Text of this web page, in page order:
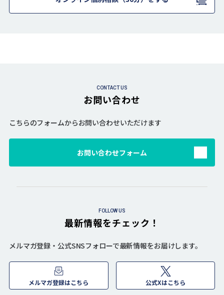
CONTACT US
お問い合わせ
こちらのフォームからお問い合わせいただけます
お問い合わせフォーム
FOLLOW US
最新情報をチェック！
メルマガ登録・公式SNSフォローで最新情報をお届けします。
メルマガ登録はこちら 公式Xはこちら